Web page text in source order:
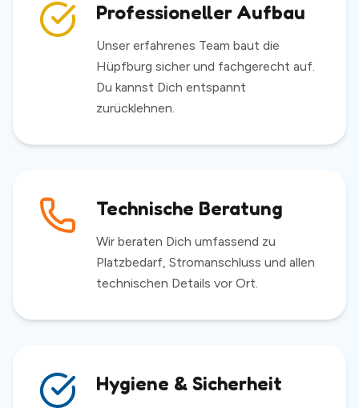
Professioneller Aufbau
Unser erfahrenes Team baut die
Hüpfburg sicher und fachgerecht auf.
Du kannst Dich entspannt
zurücklehnen.
Technische Beratung
Wir beraten Dich umfassend zu
Platzbedarf, Stromanschluss und allen
technischen Details vor Ort.
Hygiene & Sicherheit